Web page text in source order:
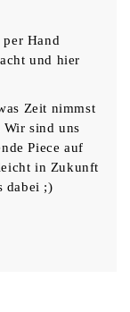
Hand
und hier
Zeit nimmst
Wir sind uns
Piece auf
in Zukunft
dabei ;)